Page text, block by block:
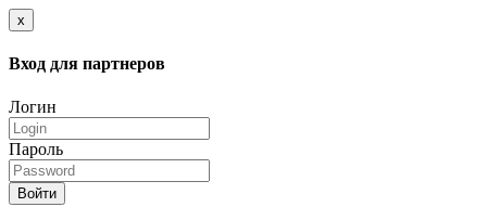
x
Вход для партнеров
Логин
Пароль